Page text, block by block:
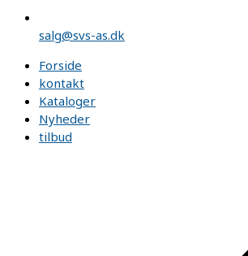
salg@svs-as.dk
Forside
kontakt
Kataloger
Nyheder
tilbud